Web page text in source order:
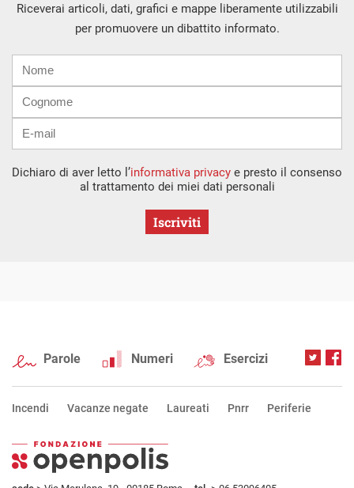
Riceverai articoli, dati, grafici e mappe liberamente utilizzabili
per promuovere un dibattito informato.
mail
Dichiaro di aver letto l’informativa privacy e presto il consenso
al trattamento dei miei dati personali
Iscriviti
Parole Numeri Esercizi
Incendi Vacanze negate Laureati Pnrr Periferie